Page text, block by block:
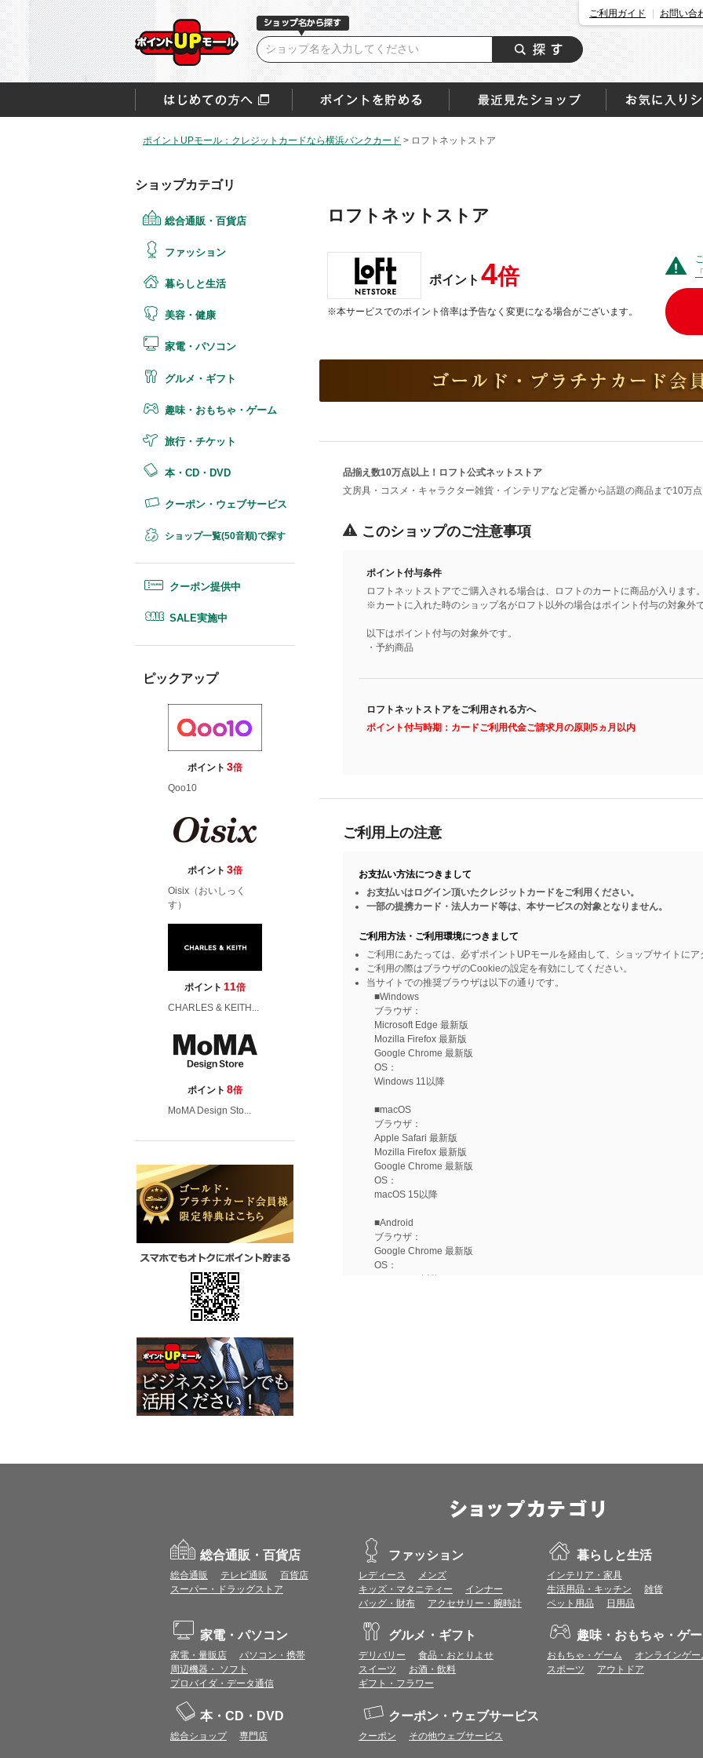
ご利用ガイド お問い合
ポイントUPモール：クレジットカードなら横浜バンクカード > ロフトネットストア
ショップカテゴリ
総合通販・百貨店
ファッション
暮らしと生活
美容・健康
家電・パソコン
グルメ・ギフト
趣味・おもちゃ・ゲーム
旅行・チケット
本・CD・DVD
クーポン・ウェブサービス
ショップ一覧(50音順)で探す
クーポン提供中
SALE実施中
ピックアップ
ポイント 3倍
Qoo10
ポイント 3倍
Oisix（おいしっく
す）
ポイント 11倍
CHARLES & KEITH...
ポイント 8倍
MoMA Design Sto...
ロフトネットストア
ポイント 4倍
※本サービスでのポイント倍率は予告なく変更になる場合がございます。
品揃え数10万点以上！ロフト公式ネットストア
文房具・コスメ・キャラクター雑貨・インテリアなど定番から話題の商品まで10万点
このショップのご注意事項
ポイント付与条件
ロフトネットストアでご購入される場合は、ロフトのカートに商品が入ります。
※カートに入れた時のショップ名がロフト以外の場合はポイント付与の対象外で
以下はポイント付与の対象外です。
・予約商品
ロフトネットストアをご利用される方へ
ポイント付与時期：カードご利用代金ご請求月の原則5ヵ月以内
ご利用上の注意
お支払い方法につきまして
お支払いはログイン頂いたクレジットカードをご利用ください。
一部の提携カード・法人カード等は、本サービスの対象となりません。
ご利用方法・ご利用環境につきまして
ご利用にあたっては、必ずポイントUPモールを経由して、ショップサイトにア
ご利用の際はブラウザのCookieの設定を有効にしてください。
当サイトでの推奨ブラウザは以下の通りです。
■Windows
ブラウザ：
Microsoft Edge 最新版
Mozilla Firefox 最新版
Google Chrome 最新版
OS：
Windows 11以降
■macOS
ブラウザ：
Apple Safari 最新版
Mozilla Firefox 最新版
Google Chrome 最新版
OS：
macOS 15以降
■Android
ブラウザ：
Google Chrome 最新版
OS：
Android 15以降
ポイント付与につきまして
ワールドプレゼントのポイント通常1倍分に加え、上乗せとなる1〜19倍分のポ
ントとして付与いたします。
プレミアムポイントの付与予定時期は、カードご利用代金のご請求月と異なる
とに異なりますので、各ショップのショップ詳細ページにてご確認ください。
200円のご利用につき1ポイントとして計算されるため、一部の法人カード等に
が異なる場合があります。
対象サイトにアクセス後、カード決済前に別サイトにアクセスした場合は、ポ
商品購入後、購入内容等に変更があった場合は、プレミアムポイント付与の対
商品をキャンセル・返品した場合は、プレミアムポイント付与の対象となりませ
同一ショップで複数回ご利用される場合は、1回のご利用ごとにポイントUPモ
一部対象外となるサービスがあります。
ワールドプレゼントのお問合せの際は各ショップが発行する注文番号等が必要
に届く注文番号等の記載のあるメールを必ず保管してください。
総合通販・百貨店
総合通販 テレビ通販
百貨店
スーパー・ドラッグストア
ファッション
レディース
メンズ
キッズ・マタニティー
インナー
バッグ・財布
アクセサリー・腕時計
暮らしと生活
インテリア・家具
生活用品・キッチン
雑貨
ペット用品
日用品
家電・パソコン
家電・量販店
パソコン・携帯
周辺機器・ ソフト
プロバイダ・データ通信
グルメ・ギフト
デリバリー
食品・おとりよせ
スイーツ
お酒・飲料
ギフト・フラワー
趣味・おもちゃ・ゲ
おもちゃ・ゲーム
オンラインゲー
スポーツ
アウトドア
本・CD・DVD
総合ショップ 専門店
クーポン・ウェブサービス
クーポン その他ウェブサービス